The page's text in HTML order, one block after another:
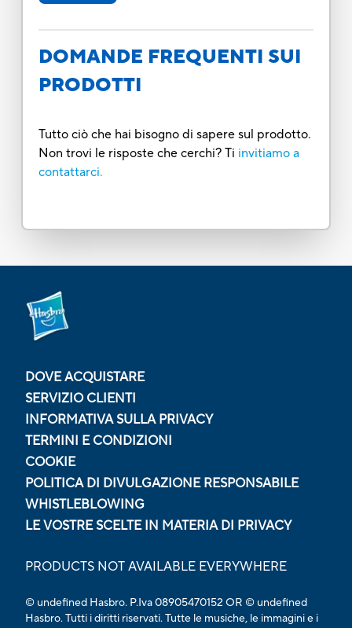
DOMANDE FREQUENTI SUI
PRODOTTI
Tutto ciò che hai bisogno di sapere sul prodotto.
Non trovi le risposte che cerchi? Ti invitiamo a
contattarci.
DOVE ACQUISTARE
SERVIZIO CLIENTI
INFORMATIVA SULLA PRIVACY
TERMINI E CONDIZIONI
COOKIE
POLITICA DI DIVULGAZIONE RESPONSABILE
WHISTLEBLOWING
LE VOSTRE SCELTE IN MATERIA DI PRIVACY
PRODUCTS NOT AVAILABLE EVERYWHERE
© undefined Hasbro. P.Iva 08905470152 OR © undefined
Hasbro. Tutti i diritti riservati. Tutte le musiche, le immagini e i